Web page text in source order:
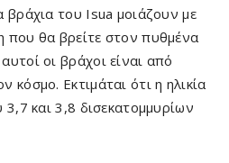
του Isua μοιάζουν με
που θα βρείτε στον πυθμένα
οι βράχοι είναι από
κόσμο. Εκτιμάται ότι η ηλικία
3,7 και 3,8 δισεκατομμυρίων